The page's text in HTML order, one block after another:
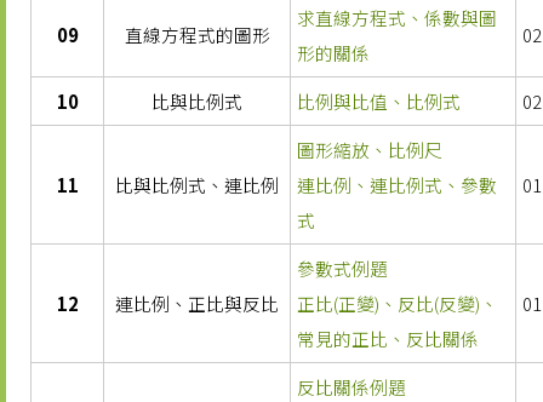
09 直線方程式的圖形
求直線方程式、係數與圖
形的關係
10 比與比例式 比例與比值、比例式
11 比與比例式、連比例
圖形縮放、比例尺
連比例、連比例式、參數
式
12 連比例、正比與反比
參數式例題
正比(正變)、反比(反變)、
常見的正比、反比關係
反比關係例題